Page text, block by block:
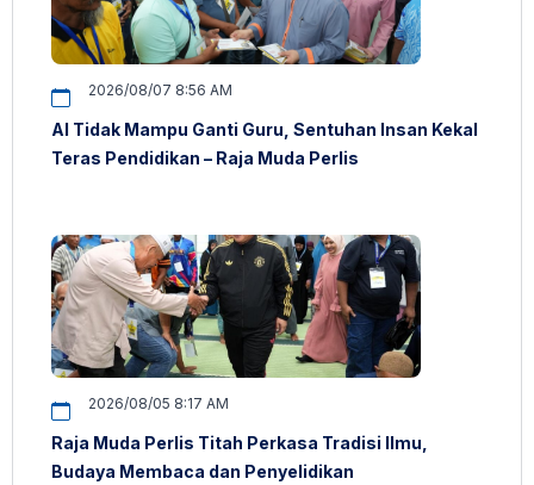
2026/08/07 8:56 AM
AI Tidak Mampu Ganti Guru, Sentuhan Insan Kekal
Teras Pendidikan – Raja Muda Perlis
2026/08/05 8:17 AM
Raja Muda Perlis Titah Perkasa Tradisi Ilmu,
Budaya Membaca dan Penyelidikan